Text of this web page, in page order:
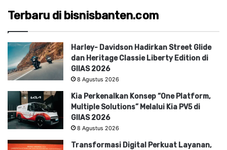
Terbaru di bisnisbanten.com
Harley- Davidson Hadirkan Street Glide
dan Heritage Classie Liberty Edition di
GIIAS 2026
8 Agustus 2026
Kia Perkenalkan Konsep “One Platform,
Multiple Solutions” Melalui Kia PV5 di
GIIAS 2026
8 Agustus 2026
Transformasi Digital Perkuat Layanan,